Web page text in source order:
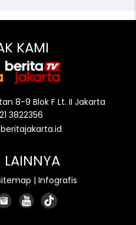
KAMI
8-9 Blok F Lt. II Jakarta
3822356
| Infografis